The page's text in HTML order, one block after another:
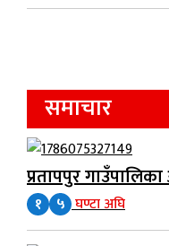
समाचार
प्रतापपुर
१ ५ घण्टा अघि